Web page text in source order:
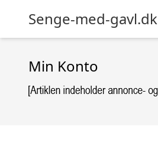
Senge-med-gavl.dk
Min Konto